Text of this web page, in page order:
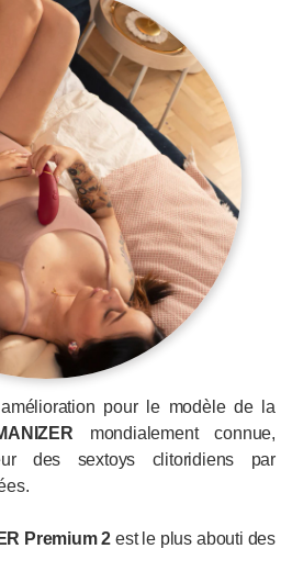
pour le modèle de la
mondialement connue,
des sextoys clitoridiens par
Premium 2 est le plus abouti des